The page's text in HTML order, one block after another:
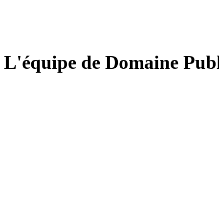
L'équipe de Domaine